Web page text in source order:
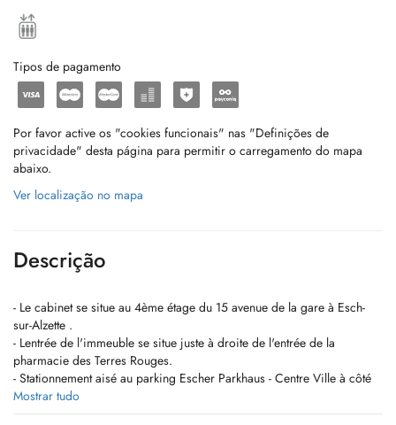
Tipos de pagamento
Por favor active os "cookies funcionais" nas "Definições de
privacidade" desta página para permitir o carregamento do mapa
abaixo.
Ver localização no mapa
Descrição
- Le cabinet se situe au 4ème étage du 15 avenue de la gare à Esch-
sur-Alzette .
- Lentrée de l'immeuble se situe juste à droite de l'entrée de la
pharmacie des Terres Rouges.
- Stationnement aisé au parking Escher Parkhaus - Centre Ville à côté
du commissariat de police.
- Bien desservi par les transports en commun, arrêt Gare, Auberge de
Mostrar tudo